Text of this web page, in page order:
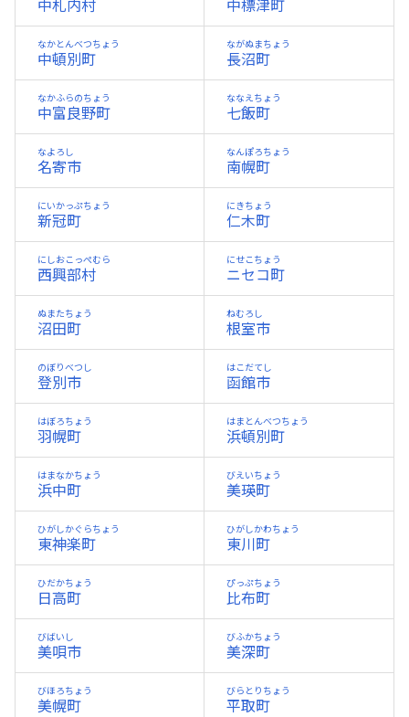
中札内村 中標津町
中頓別町
なかとんべつちょう
長沼町
ながぬまちょう
中富良野町
なかふらのちょう
七飯町
ななえちょう
名寄市
なよろし
南幌町
なんぽろちょう
新冠町
にいかっぷちょう
仁木町
にきちょう
西興部村
にしおこっぺむら
ニセコ町
にせこちょう
沼田町
ぬまたちょう
根室市
ねむろし
登別市
のぼりべつし
函館市
はこだてし
羽幌町
はぼろちょう
浜頓別町
はまとんべつちょう
浜中町
はまなかちょう
美瑛町
びえいちょう
東神楽町
ひがしかぐらちょう
東川町
ひがしかわちょう
日高町
ひだかちょう
比布町
ぴっぷちょう
美唄市
びばいし
美深町
びふかちょう
美幌町
びほろちょう
平取町
びらとりちょう